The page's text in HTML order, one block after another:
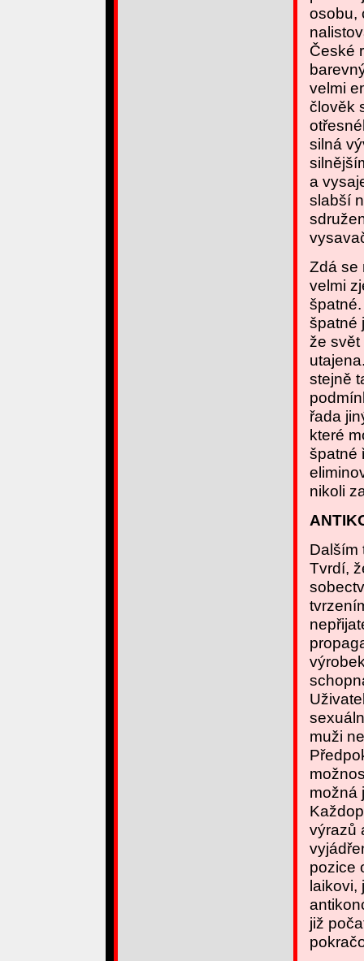
osobu,
České
velmi
člověk
silná
a
slabší
Zdá se
velmi
špatné
že svět
stejně
řada
které
špatné
nikoli
Dalším
Tvrdí,
muži
možná
výrazů
pozice
laikovi,
již